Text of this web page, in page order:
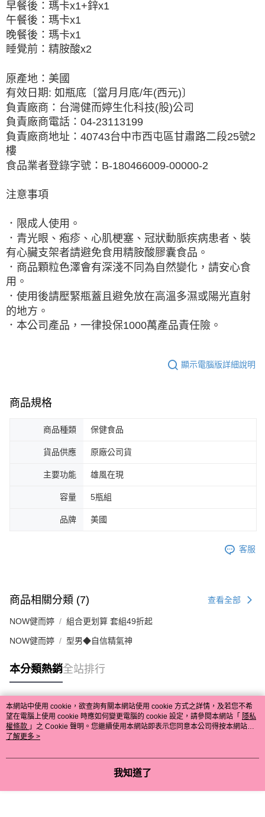
早餐後：瑪卡x1+鋅x1
午餐後：瑪卡x1
晚餐後：瑪卡x1
睡覺前：精胺酸x2
原產地：美國
有效日期: 如瓶底〔當月月底/年(西元)〕
負責廠商：台灣健而婷生化科技(股)公司
負責廠商電話：04-23113199
負責廠商地址：40743台中市西屯區甘肅路二段25號2
樓
食品業者登錄字號：B-180466009-00000-2
注意事項
．限成人使用。
．青光眼、疱疹、心肌梗塞、冠狀動脈疾病患者、裝
有心臟支架者請避免食用精胺酸膠囊食品。
．商品顆粒色澤會有深淺不同為自然變化，請安心食
用。
．使用後請壓緊瓶蓋且避免放在高溫多濕或陽光直射
的地方。
．本公司產品，一律投保1000萬產品責任險。
顯示電腦版詳細說明
商品規格
商品種類 保健食品
貨品供應 原廠公司貨
主要功能 雄風在現
容量 5瓶組
品牌 美國
客服
商品相關分類 (7) 查看全部
NOW健而婷 組合更划算 套組49折起
NOW健而婷 型男◆自信精氣神
本分類熱銷全站排行
熱門標籤
本網站中使用 cookie，欲查詢有關本網站使用 cookie 方式之詳情，及若您不希
望在電腦上使用 cookie 時應如何變更電腦的 cookie 設定，請參閱本網站「 隱私
權條款 」之 Cookie 聲明。您繼續使用本網站即表示您同意本公司得按本網站使
用條款之 Cookie 聲明使用 cookie。
了解更多 >
我知道了